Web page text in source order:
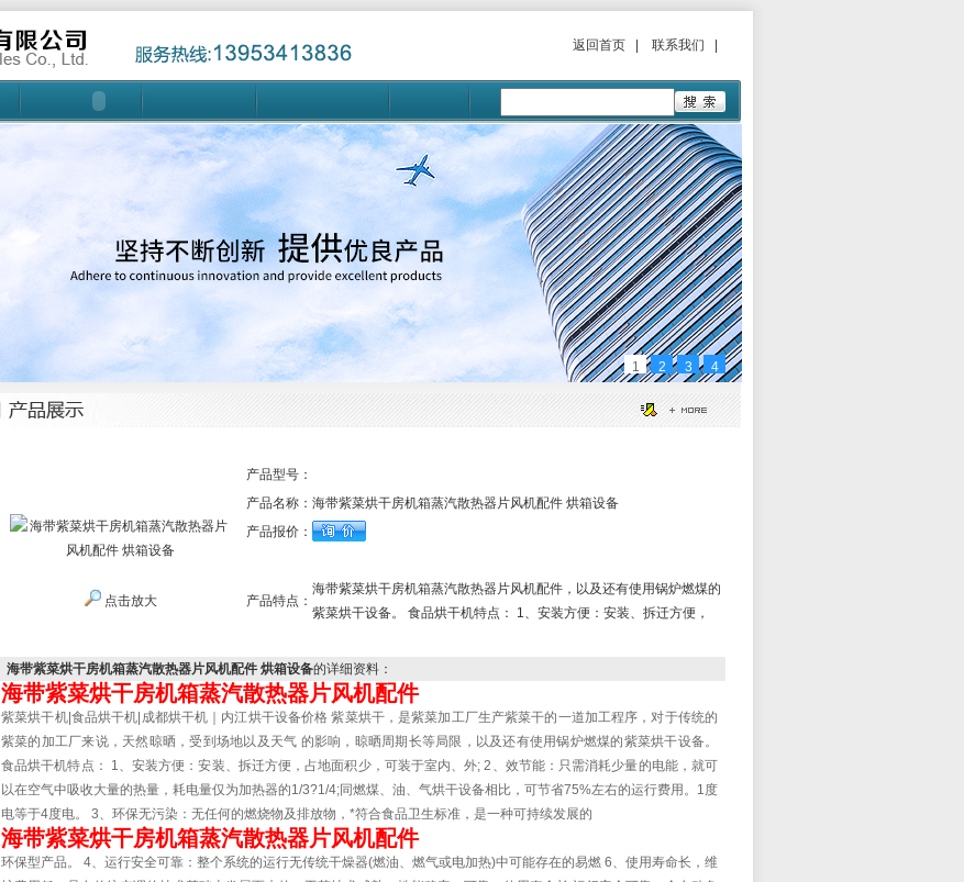
返回首页| 联系我们
1 2 3 4
点击放大
产品型号：
产品名称： 海带紫菜烘干房机箱蒸汽散热器片风机配件 烘箱设备
产品报价：
产品特点：
海带紫菜烘干房机箱蒸汽散热器片风机配件，以及还有使用锅炉燃煤的
紫菜烘干设备。 食品烘干机特点： 1、安装方便：安装、拆迁方便，
海带紫菜烘干房机箱蒸汽散热器片风机配件 烘箱设备的详细资料：
海带紫菜烘干房机箱蒸汽散热器片风机配件
紫菜烘干机|食品烘干机|成都烘干机｜内江烘干设备价格 紫菜烘干，是紫菜加工厂生产紫菜干的一道加工程序，对于传统的
紫菜的加工厂来说，天然晾晒，受到场地以及天气 的影响，晾晒周期长等局限，以及还有使用锅炉燃煤的紫菜烘干设备。
食品烘干机特点： 1、安装方便：安装、拆迁方便，占地面积少，可装于室内、外; 2、效节能：只需消耗少量的电能，就可
以在空气中吸收大量的热量，耗电量仅为加热器的1/3?1/4;同燃煤、油、气烘干设备相比，可节省75%左右的运行费用。1度
电等于4度电。 3、环保无污染：无任何的燃烧物及排放物，*符合食品卫生标准，是一种可持续发展的
海带紫菜烘干房机箱蒸汽散热器片风机配件
环保型产品。 4、运行安全可靠：整个系统的运行无传统干燥器(燃油、燃气或电加热)中可能存在的易燃 6、使用寿命长，维